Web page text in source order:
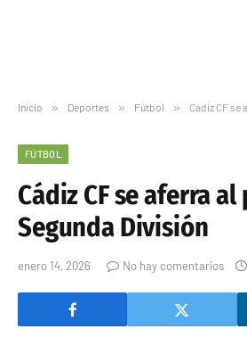
Inicio » Deportes » Fútbol » Cádiz CF se
FÚTBOL
Cádiz CF se aferra
Segunda División
enero 14, 2026 No hay comentarios